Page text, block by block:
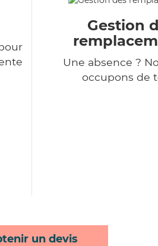
Gestion
Une absence ?
occupons de
un devis